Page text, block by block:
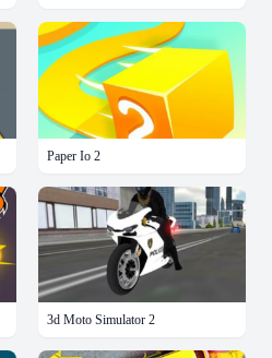
Paper Io 2
3d Moto Simulator 2